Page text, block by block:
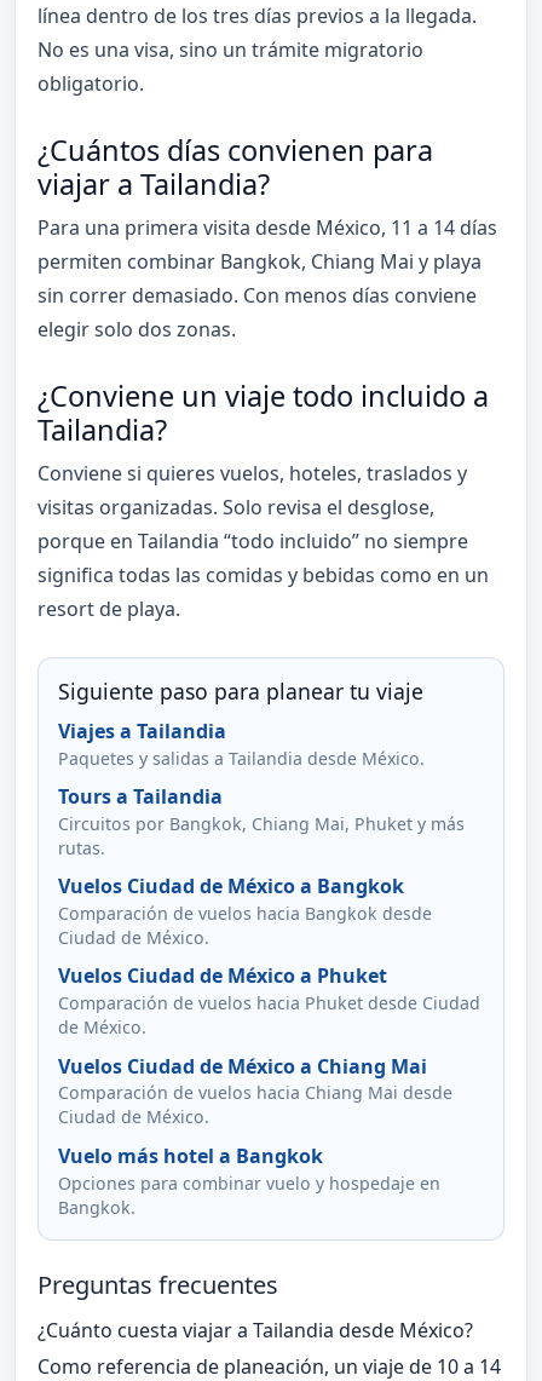
línea dentro de los tres días previos a la llegada.
No es una visa, sino un trámite migratorio
obligatorio.
¿Cuántos días convienen para
viajar a Tailandia?
Para una primera visita desde México, 11 a 14 días
permiten combinar Bangkok, Chiang Mai y playa
sin correr demasiado. Con menos días conviene
elegir solo dos zonas.
¿Conviene un viaje todo incluido a
Tailandia?
Conviene si quieres vuelos, hoteles, traslados y
visitas organizadas. Solo revisa el desglose,
porque en Tailandia “todo incluido” no siempre
significa todas las comidas y bebidas como en un
resort de playa.
Siguiente paso para planear tu viaje
Viajes a Tailandia
Paquetes y salidas a Tailandia desde México.
Tours a Tailandia
Circuitos por Bangkok, Chiang Mai, Phuket y más
rutas.
Vuelos Ciudad de México a Bangkok
Comparación de vuelos hacia Bangkok desde
Ciudad de México.
Vuelos Ciudad de México a Phuket
Comparación de vuelos hacia Phuket desde Ciudad
de México.
Vuelos Ciudad de México a Chiang Mai
Comparación de vuelos hacia Chiang Mai desde
Ciudad de México.
Vuelo más hotel a Bangkok
Opciones para combinar vuelo y hospedaje en
Bangkok.
Preguntas frecuentes
¿Cuánto cuesta viajar a Tailandia desde México?
Como referencia de planeación, un viaje de 10 a 14